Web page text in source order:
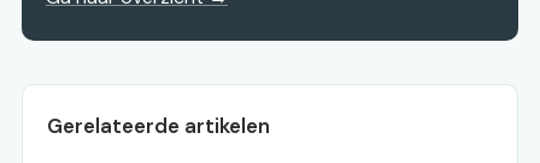
Gerelateerde artikelen